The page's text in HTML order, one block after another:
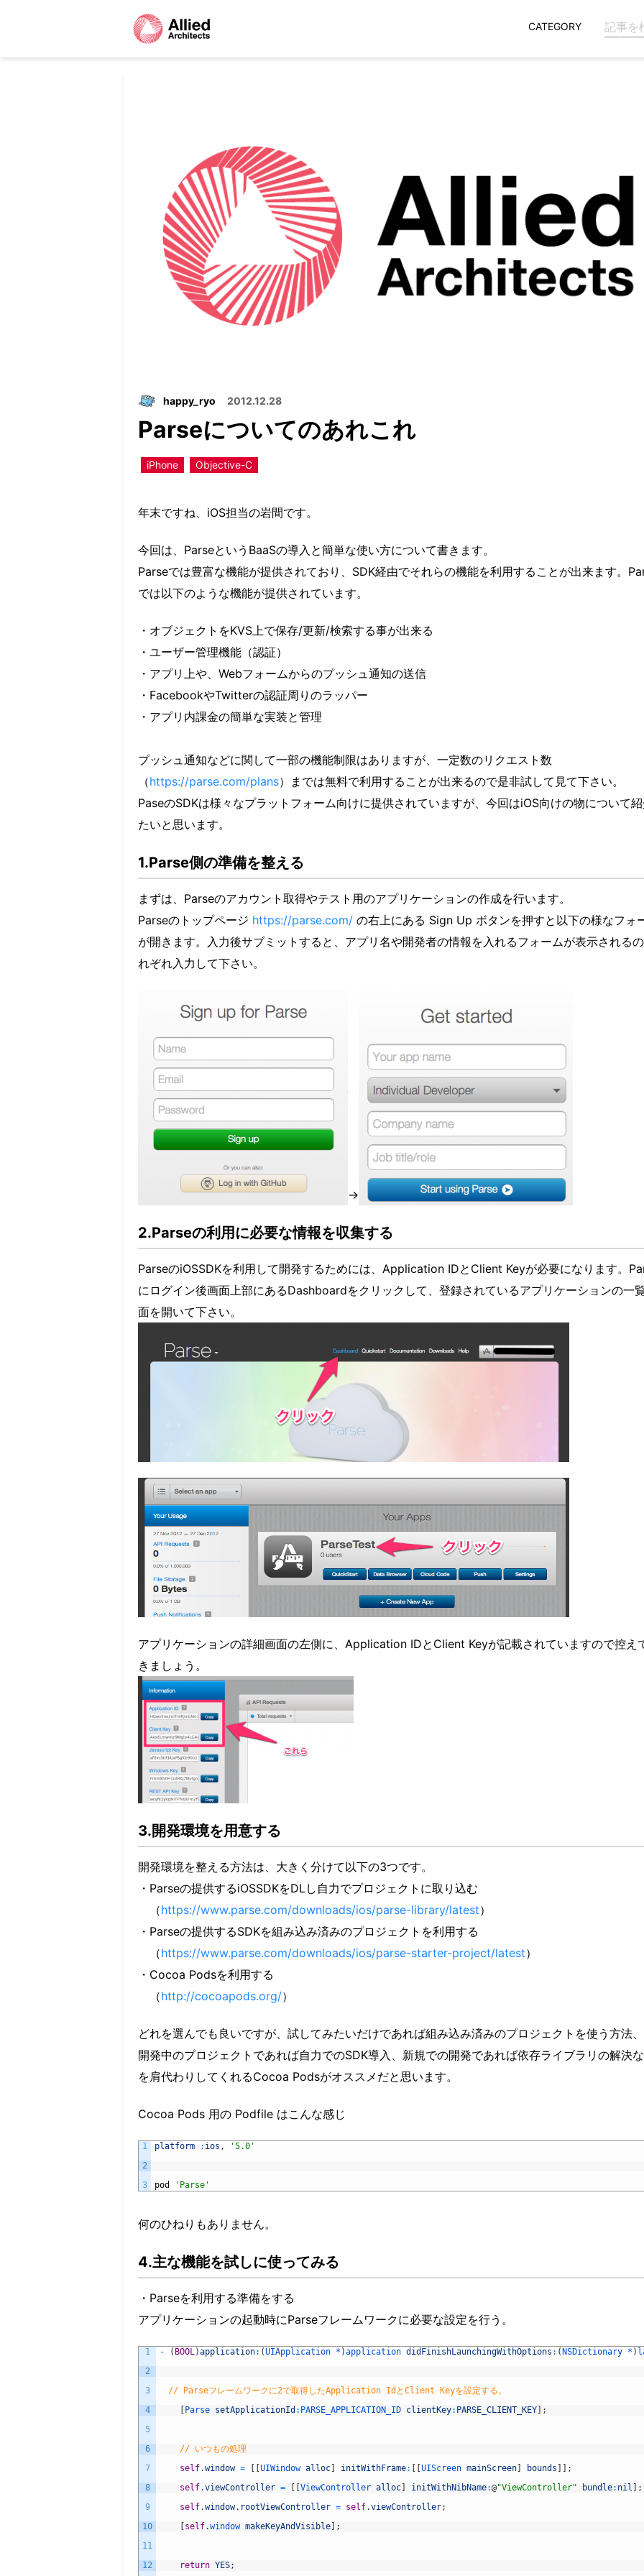
CATEGORY
happy_ryo 2012.12.28
Parseについてのあれこれ
iPhone Objective-C
年末ですね、iOS担当の岩間です。
今回は、ParseというBaaSの導入と簡単な使い方について書きます。
Parseでは豊富な機能が提供されており、SDK経由でそれらの機能を利用することが出来ます。
では以下のような機能が提供されています。
・オブジェクトをKVS上で保存/更新/検索する事が出来る
・ユーザー管理機能（認証）
・アプリ上や、Webフォームからのプッシュ通知の送信
・FacebookやTwitterの認証周りのラッパー
・アプリ内課金の簡単な実装と管理
プッシュ通知などに関して一部の機能制限はありますが、一定数のリクエスト数
（https://parse.com/plans）までは無料で利用することが出来るので是非試して見て下さい。
PaseのSDKは様々なプラットフォーム向けに提供されていますが、今回はiOS向けの物について
たいと思います。
1.Parse側の準備を整える
まずは、Parseのアカウント取得やテスト用のアプリケーションの作成を行います。
Parseのトップページ https://parse.com/ の右上にある Sign Up ボタンを押すと以下の様なフォ
が開きます。入力後サブミットすると、アプリ名や開発者の情報を入れるフォームが表示される
れぞれ入力して下さい。
→
2.Parseの利用に必要な情報を収集する
ParseのiOSSDKを利用して開発するためには、Application IDとClient Keyが必要になります。
にログイン後画面上部にあるDashboardをクリックして、登録されているアプリケーションの一
面を開いて下さい。
アプリケーションの詳細画面の左側に、Application IDとClient Keyが記載されていますので控え
きましょう。
3.開発環境を用意する
開発環境を整える方法は、大きく分けて以下の3つです。
・Parseの提供するiOSSDKをDLし自力でプロジェクトに取り込む
（https://www.parse.com/downloads/ios/parse-library/latest）
・Parseの提供するSDKを組み込み済みのプロジェクトを利用する
（https://www.parse.com/downloads/ios/parse-starter-project/latest）
・Cocoa Podsを利用する
（http://cocoapods.org/）
どれを選んでも良いですが、試してみたいだけであれば組み込み済みのプロジェクトを使う方法
開発中のプロジェクトであれば自力でのSDK導入、新規での開発であれば依存ライブラリの解決
を肩代わりしてくれるCocoa Podsがオススメだと思います。
Cocoa Pods 用の Podfile はこんな感じ
1
2
3
platform : ios , '5.0'
pod 'Parse'
何のひねりもありません。
4.主な機能を試しに使ってみる
・Parseを利用する準備をする
アプリケーションの起動時にParseフレームワークに必要な設定を行う。
1
2
3
4
5
6
7
8
9
10
11
12
- ( BOOL)application: (UIApplication * )application didFinishLaunchingWithOptions : ( NSDictionary * )
// Parseフレームワークに2で取得したApplication IdとClient Keyを設定する。
Parse setApplicationId : PARSE_APPLICATION_ID clientKey: PARSE_CLIENT_KEY ;
// いつもの処理
self.window = UIWindow alloc initWithFrame: UIScreen mainScreen bounds
;
self.viewController = ViewController alloc initWithNibName:@"ViewController" bundle: nil
;
self.window. rootViewController = self.viewController;
self.window makeKeyAndVisible ;
return YES;